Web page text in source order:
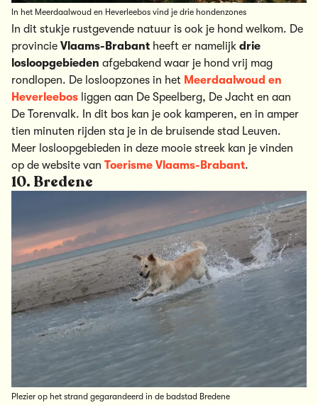
In het Meerdaalwoud en Heverleebos vind je drie hondenzones
In dit stukje rustgevende natuur is ook je hond welkom. De
provincie Vlaams-Brabant heeft er namelijk drie
losloopgebieden afgebakend waar je hond vrij mag
rondlopen. De losloopzones in het Meerdaalwoud en
Heverleebos liggen aan De Speelberg, De Jacht en aan
De Torenvalk. In dit bos kan je ook kamperen, en in amper
tien minuten rijden sta je in de bruisende stad Leuven.
Meer losloopgebieden in deze mooie streek kan je vinden
op de website van Toerisme Vlaams-Brabant.
10. Bredene
Plezier op het strand gegarandeerd in de badstad Bredene